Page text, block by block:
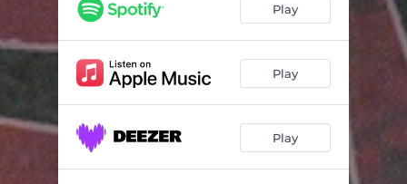
Hymn do Bałtyku 02:46
Generał Maczek i jego Pancerni 03:53
Panie Janie Młodopolski 03:39
Westerplatte 04:21
Play
Play
Play